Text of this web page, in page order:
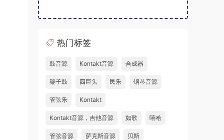
热门标签
鼓音源 Kontakt音源 合成器
架子鼓 四巨头 民乐 钢琴音源
管弦乐 Kontakt
Kontakt音源，吉他音源 如歌 嘻哈
管弦音源 萨克斯音源 贝斯